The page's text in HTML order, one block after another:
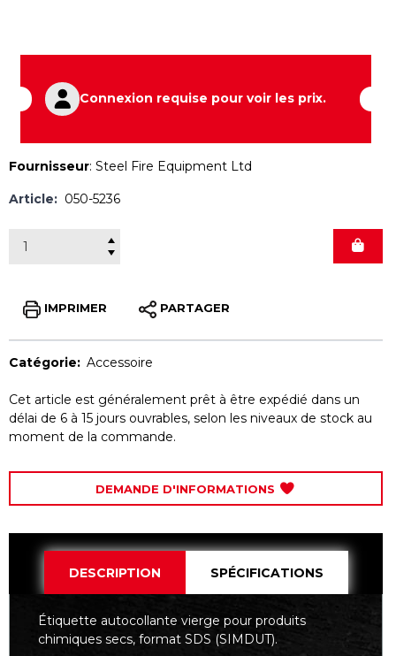
Connexion requise pour voir les prix.
Fournisseur: Steel Fire Equipment Ltd
Article: 050-5236
IMPRIMER PARTAGER
Catégorie: Accessoire
Cet article est généralement prêt à être expédié dans un
délai de 6 à 15 jours ouvrables, selon les niveaux de stock au
moment de la commande.
DEMANDE D'INFORMATIONS
DESCRIPTION SPÉCIFICATIONS
Étiquette autocollante vierge pour produits
chimiques secs, format SDS (SIMDUT).